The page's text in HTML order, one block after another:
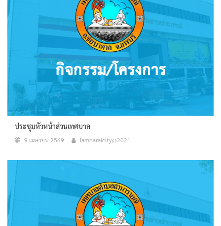
ประชุมหัวหน้าส่วนเทศบาล
9 เมษายน 2569 lamnaraicity@2021